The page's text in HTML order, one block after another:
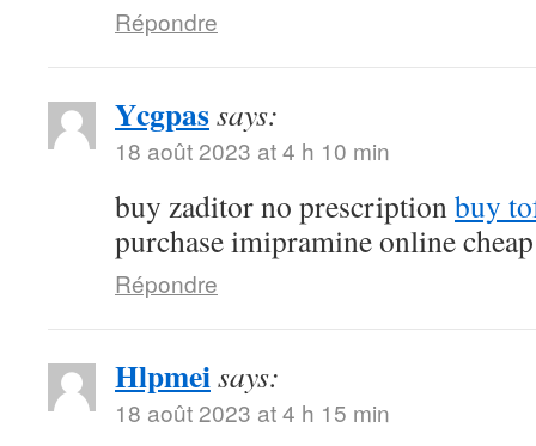
Répondre
Ycgpassays:
18 août 2023 at 4 h 10 min
buy zaditor no prescriptionbuy
purchase imipramine online cheap
Répondre
Hlpmeisays:
18 août 2023 at 4 h 15 min